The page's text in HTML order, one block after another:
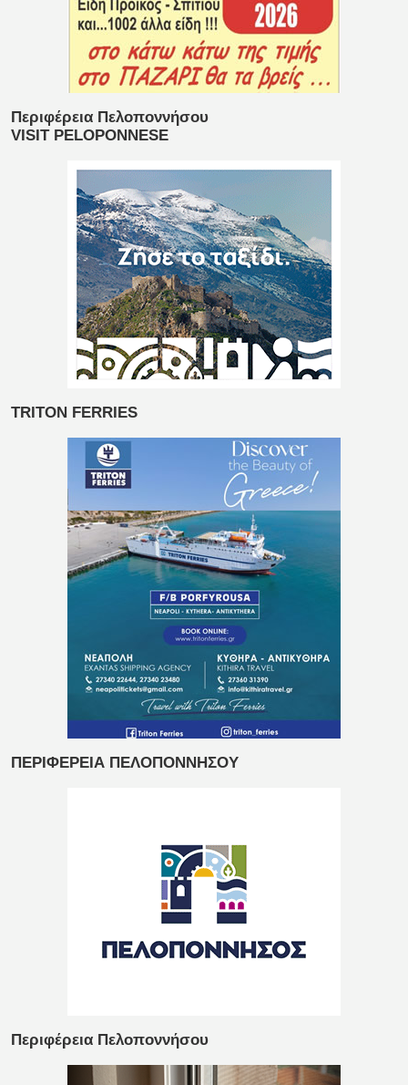
Περιφέρεια Πελοποννήσου
VISIT PELOPONNESE
TRITON FERRIES
ΠΕΡΙΦΕΡΕΙΑ ΠΕΛΟΠΟΝΝΗΣΟΥ
Περιφέρεια Πελοποννήσου